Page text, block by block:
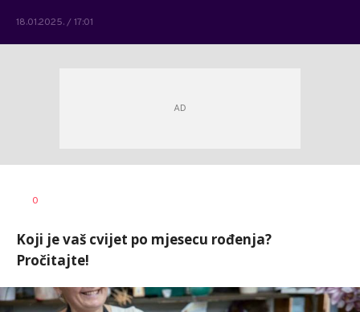
18.01.2025. / 17:01
AUTOR
0
Koji je vaš cvijet po mjesecu rođenja?
Pročitajte!